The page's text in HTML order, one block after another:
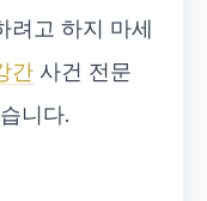
려고 하지 마세
간 사건 전문
니다.